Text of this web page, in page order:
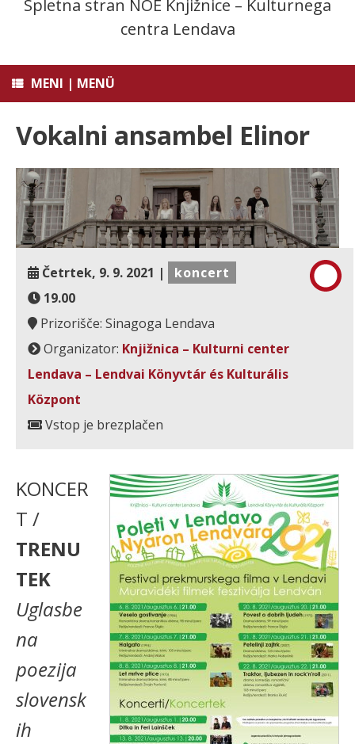
Spletna stran NOE Knjižnice – Kulturnega
centra Lendava
MENI | MENÜ
Vokalni ansambel Elinor
Četrtek, 9. 9. 2021 |
koncert
19.00
Prizorišče: Sinagoga Lendava
Organizator: Knjižnica – Kulturni center
Lendava – Lendvai Könyvtár és Kulturális
Központ
Vstop je brezplačen
KONCER
T /
TRENU
TEK
Uglasbe
na
poezija
slovensk
ih